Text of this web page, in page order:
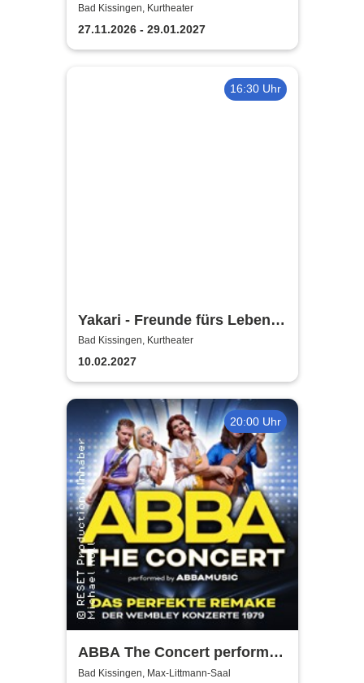
Theater Liberi
Bad Kissingen, Kurtheater
27.11.2026 - 29.01.2027
16:30 Uhr
Yakari - Freunde fürs Leben -
Das Musical für die ganze
Familie
Bad Kissingen, Kurtheater
10.02.2027
20:00 Uhr
ABBA The Concert performed
by ABBAMUSIC
Bad Kissingen, Max-Littmann-Saal